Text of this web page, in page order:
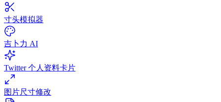
寸头模拟器
吉卜力 AI
Twitter 个人资料卡片
图片尺寸修改